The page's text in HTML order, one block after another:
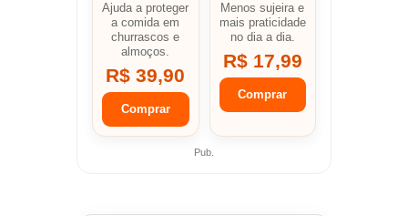
Ajuda a proteger
a comida em
churrascos e
almoços.
R$ 39,90
Comprar
Menos sujeira e
mais praticidade
no dia a dia.
R$ 17,99
Comprar
Pub.